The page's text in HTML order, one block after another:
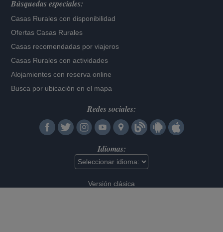
Búsquedas especiales:
Casas Rurales con disponibilidad
Ofertas Casas Rurales
Casas recomendadas por viajeros
Casas Rurales con actividades
Alojamientos con reserva online
Busca por ubicación en el mapa
Redes sociales:
Idiomas:
Versión clásica